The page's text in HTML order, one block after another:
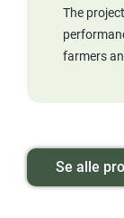
The
farmers
Se alle